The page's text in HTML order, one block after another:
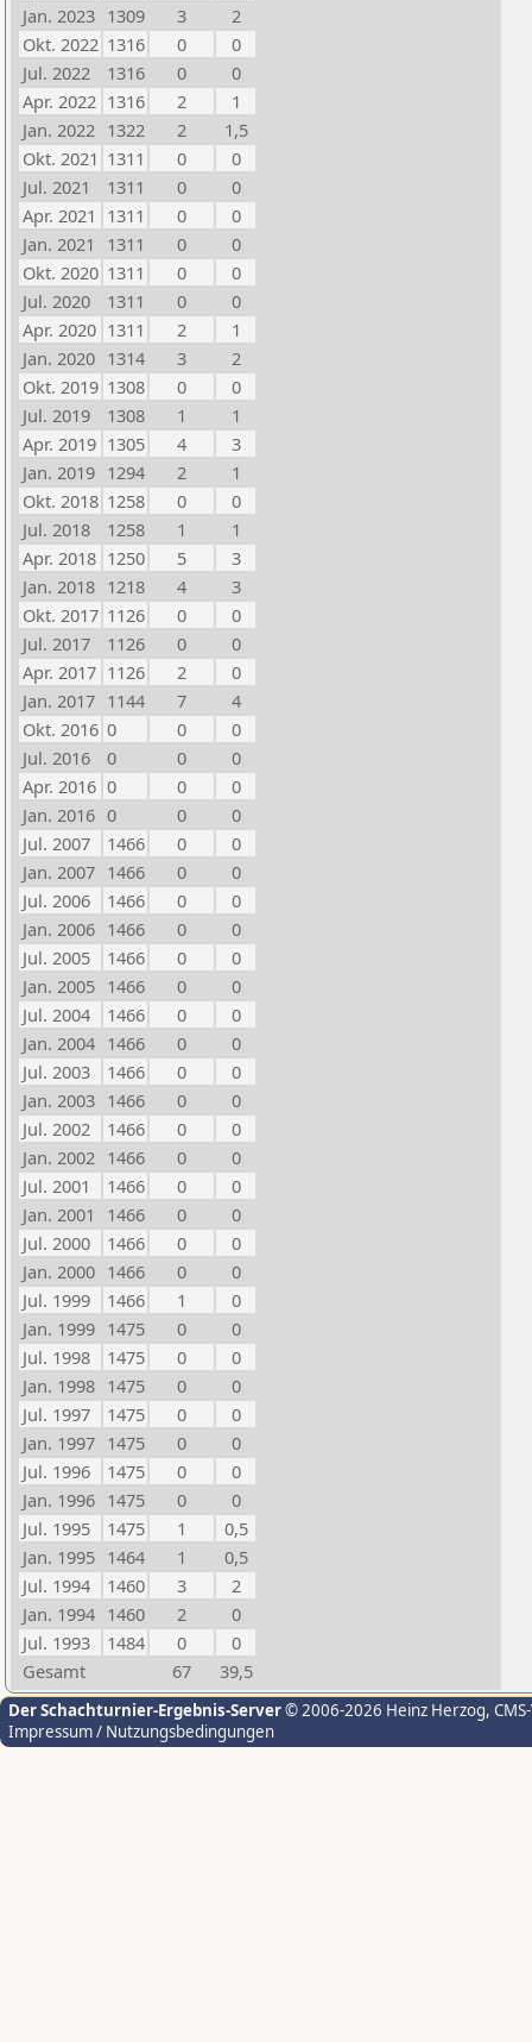
Jan. 2023 1309 3
2
Okt. 2022 1316 0
0
Jul. 2022
1316 0
0
Apr. 2022 1316 2
1
Jan. 2022 1322 2
1,5
Okt. 2021 1311 0
0
Jul. 2021
1311 0
0
Apr. 2021 1311 0
0
Jan. 2021
1311 0
0
Okt. 2020 1311 0
0
Jul. 2020
1311 0
0
Apr. 2020 1311 2
1
Jan. 2020 1314 3
2
Okt. 2019 1308 0
0
Jul. 2019
1308 1
1
Apr. 2019 1305 4
3
Jan. 2019 1294 2
1
Okt. 2018 1258 0
0
Jul. 2018
1258 1
1
Apr. 2018 1250 5
3
Jan. 2018 1218 4
3
Okt. 2017 1126 0
0
Jul. 2017
1126 0
0
Apr. 2017 1126 2
0
Jan. 2017 1144 7
4
Okt. 2016 0 0
0
Jul. 2016
0 0
0
Apr. 2016 0 0
0
Jan. 2016 0 0
0
Jul. 2007
1466 0
0
Jan. 2007 1466 0
0
Jul. 2006
1466 0
0
Jan. 2006 1466 0
0
Jul. 2005
1466 0
0
Jan. 2005 1466 0
0
Jul. 2004
1466 0
0
Jan. 2004 1466 0
0
Jul. 2003
1466 0
0
Jan. 2003 1466 0
0
Jul. 2002
1466 0
0
Jan. 2002 1466 0
0
Jul. 2001
1466 0
0
Jan. 2001
1466 0
0
Jul. 2000
1466 0
0
Jan. 2000 1466 0
0
Jul. 1999
1466 1
0
Jan. 1999 1475 0
0
Jul. 1998
1475 0
0
Jan. 1998 1475 0
0
Jul. 1997
1475 0
0
Jan. 1997 1475 0
0
Jul. 1996
1475 0
0
Jan. 1996 1475 0
0
Jul. 1995
1475 1
0,5
Jan. 1995 1464 1
0,5
Jul. 1994
1460 3
2
Jan. 1994 1460 2
0
Jul. 1993
1484 0
0
Gesamt
67 39,5
Der Schachturnier-Ergebnis-Server© 2006-2026 Heinz Herzog,
Impressum / Nutzungsbedingungen